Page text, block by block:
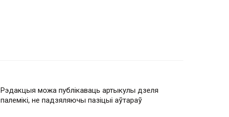
Рэдакцыя можа публікаваць артыкулы дзеля
палемікі, не падзяляючы пазіцыі аўтараў